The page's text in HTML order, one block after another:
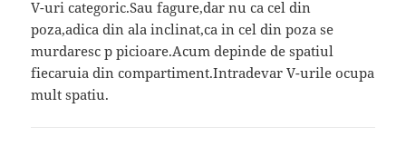
V-uri categoric.Sau fagure,dar nu ca cel din
poza,adica din ala inclinat,ca in cel din poza se
murdaresc p picioare.Acum depinde de spatiul
fiecaruia din compartiment.Intradevar V-urile ocupa
mult spatiu.